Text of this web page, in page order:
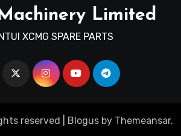
Limited
XCMG SPARE PARTS
reserved Blogusby Themeansar.